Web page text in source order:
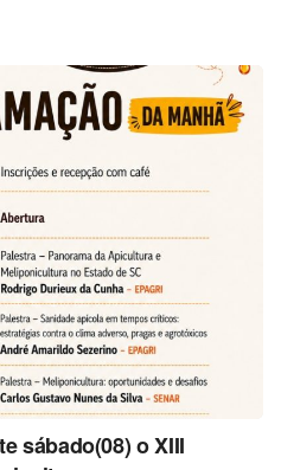
sábado(08) o XIII